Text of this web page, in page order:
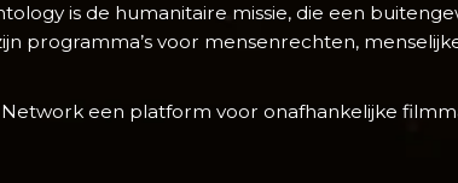
is de humanitaire missie, die een
programma’s voor mensenrechten,
een platform voor onafhankelijke